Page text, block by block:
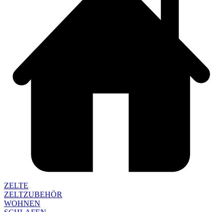
ZELTE
ZELTZUBEHÖR
WOHNEN